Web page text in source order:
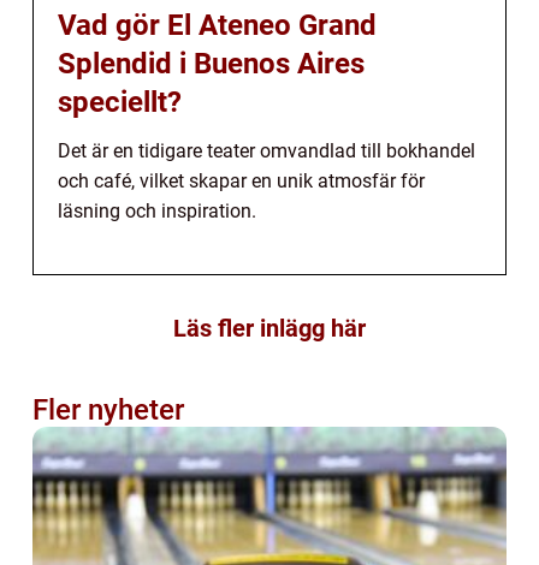
Vad gör El Ateneo Grand
Splendid i Buenos Aires
speciellt?
Det är en tidigare teater omvandlad till bokhandel
och café, vilket skapar en unik atmosfär för
läsning och inspiration.
Läs fler inlägg här
Fler nyheter